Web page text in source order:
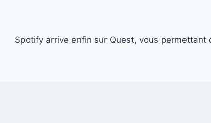
Spotify arrive enfin sur Quest, vous permettant